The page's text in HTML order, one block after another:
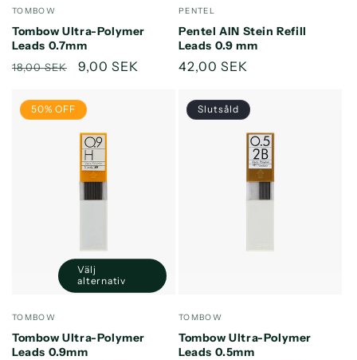
Säljare:
TOMBOW
Tombow Ultra-Polymer
Leads 0.7mm
Ordinarie
18,00 SEK Försäljningspris
9,00 SEK
Säljare:
PENTEL
Pentel AIN Stein Refill
Leads 0.9 mm
Ordinarie
42,00 SEK
50% OFF
Säljare:
TOMBOW
Tombow Ultra-Polymer
Leads 0.9mm
Välj
alternativ
Slutsåld
Säljare:
TOMBOW
Tombow Ultra-Polymer
Leads 0.5mm